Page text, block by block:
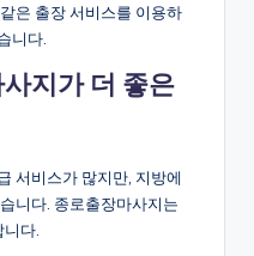
은 출장 서비스를 이용하
니다.
지가 더 좋은
서비스가 많지만, 지방에
니다. 종로출장마사지는
다.